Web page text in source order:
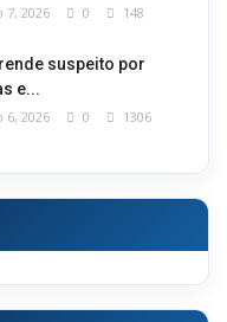
7, 2026 0 148
suspeito por
e...
6, 2026 0 1306